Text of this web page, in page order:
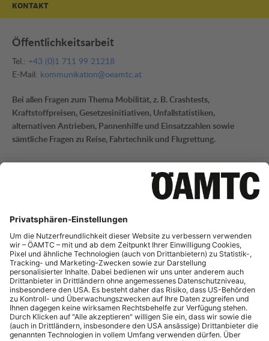
KONTAKT
Öffentlichkeitsarbeit
Tel.: +43 (0)1 711 99 21218
E-Mail: kommunikation@oeamtc.at
Bei allen Fragen zum Thema Mobilität, z. B. Crashtests,
Kraftstoffpreisen, Gesetzesinitiativen, Unfallstatistiken,
alternativen Antrieben, Pannenhilfe und Einsatzzahlen sowie
sämtliche Fragen zu Reise, Fahrtechnik und Flugrettung.
E-Mail:
mi-presse@oeamtc.at
Bei Fragen zur aktuellen Verkehrslage und Straßeninfrastruktur
sowie Telematik.